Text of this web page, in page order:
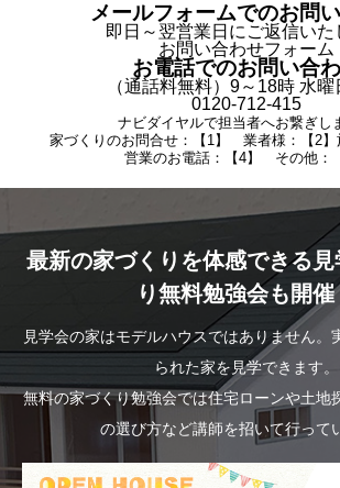
メールフォームでのお問
即日～翌営業日にご返信いた
お問い合わせフォーム
お電話でのお問い合
（通話料無料）9～18時 水曜
0120-712-415
ナビダイヤルで担当者へお繋ぎし
家づくりのお問合せ：【1】 業者様：【2
営業のお電話：【4】 その他：
最新の家づくりを体感できる見
り無料勉強会も開催
見学会の家はモデルハウスではありません。
られた家を見学できます。
無料の家づくり勉強会では住宅ローンや土地
の選び方など講師を招いて行って